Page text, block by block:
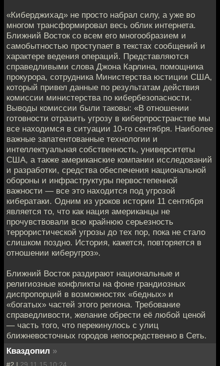
«Киберджихад» не просто набрал силу, а уже во
многом трансформировал весь облик интернета.
Ближний Восток со всем его многообразием и
самобытностью проступает в текстах сообщений и
характере ведения операций. Представляются
справедливыми слова Джона Карлина, помощника
прокурора, сотрудника Министерства юстиции США,
который привел данные по результатам действия
комиссии министерства по кибербезопасности.
Выводы комиссии были таковы: «В отношении
готовности отразить угрозу в киберпространстве мы
все находимся в ситуации 10-го сентября. Наиболее
важные запатентованные технологии и
интеллектуальная собственность, университеты
США, а также американские компании исследований
и разработки, средства обеспечения национальной
обороны и инфраструктуры первостепенной
важности — все это находится под угрозой
кибератаки. Одним из уроков истории 11 сентября
является то, что как нация американцы не
прочувствовали всю крайнюю серьезность
террористической угрозы до тех пор, пока не стало
слишком поздно. История, кажется, повторяется в
отношении киберугроз».
Ближний Восток раздирают национальные и
религиозные конфликты на фоне грандиозных
диспропорций в возможностях «бедных» и
«богатых» частей этого региона. Требование
справедливости, желание обрести её любой ценой
— часть того, что перекинулось с улиц
ближневосточных городов непосредственно в Сеть.
Кваздопил »